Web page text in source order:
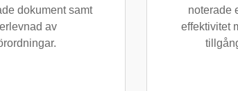
dokument samt
av
noterade
effektivitet